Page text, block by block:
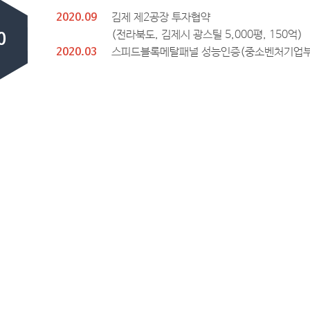
2020.09
김제 제2공장 투자협약
(전라북도, 김제시 광스틸 5,000평, 150억)
2020.03 스피드블록메탈패널 성능인증(중소벤처기업